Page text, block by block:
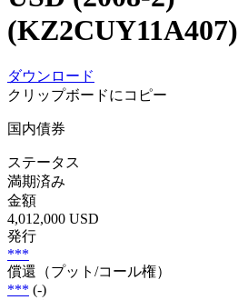
(KZ2CUY11A407)
ダウンロード
クリップボードにコピー
国内債券
ステータス
満期済み
金額
4,012,000 USD
発行
***
償還（プット/コール権）
*** (-)